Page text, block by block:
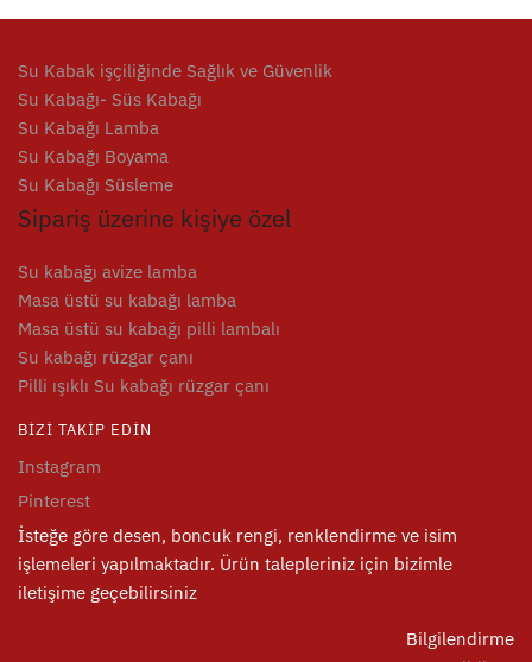
Su Kabak işçiliğinde Sağlık ve Güvenlik
Su Kabağı- Süs Kabağı
Su Kabağı Lamba
Su Kabağı Boyama
Su Kabağı Süsleme
Sipariş üzerine kişiye özel
Su kabağı avize lamba
Masa üstü su kabağı lamba
Masa üstü su kabağı pilli lambalı
Su kabağı rüzgar çanı
Pilli ışıklı Su kabağı rüzgar çanı
BIZI TAKIP EDIN
Instagram
Pinterest
İsteğe göre desen, boncuk rengi, renklendirme ve isim
işlemeleri yapılmaktadır. Ürün talepleriniz için bizimle
iletişime geçebilirsiniz
Bilgilendirme